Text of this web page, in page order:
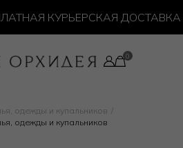
КУРЬЕРСКАЯ ДОСТАВКА ОТ
одежды и купальников
одежды и купальников